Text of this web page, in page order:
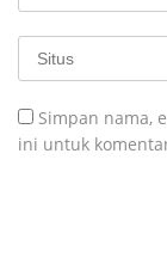
Simpan nama,
ini untuk